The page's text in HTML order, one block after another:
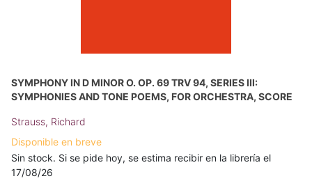
SYMPHONY IN D MINOR O. OP. 69 TRV 94, SERIES III:
SYMPHONIES AND TONE POEMS, FOR ORCHESTRA, SCORE
Strauss, Richard
Disponible en breve
Sin stock. Si se pide hoy, se estima recibir en la librería el
17/08/26